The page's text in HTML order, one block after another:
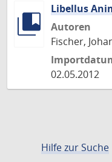
Libellus
Autoren
Fischer,
02.05.2012
Hilfe zur Suche